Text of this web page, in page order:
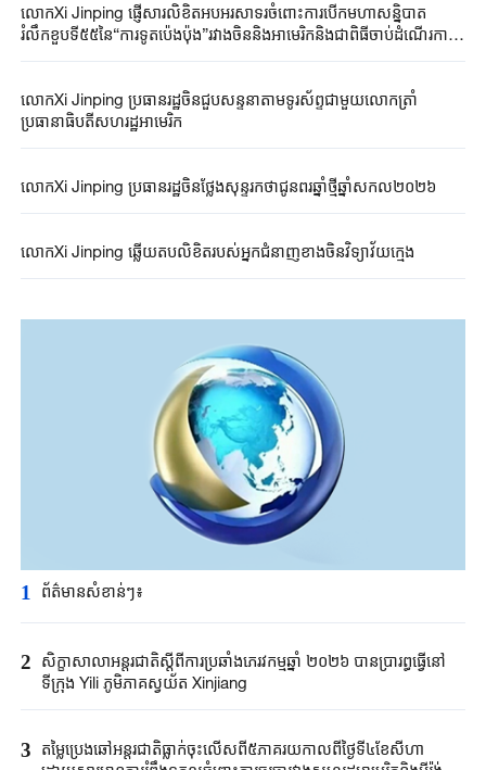
លោកXi Jinping ផ្ញើសារលិខិតអបអរសាទរចំពោះការបើកមហាសន្និបាត
រំលឹកខួបទី៥៥នៃ“ការទូតប៉េងប៉ុង”រវាងចិននិងអាមេរិកនិងជាពិធីចាប់ដំណើរការ
លោកXi Jinping ប្រធានរដ្ឋចិនជួបសន្ទនាតាមទូរស័ព្ទជាមួយលោកត្រាំ
ប្រធានាធិបតីសហរដ្ឋអាមេរិក
លោកXi Jinping ប្រធានរដ្ឋចិនថ្លែងសុន្ទរកថាជូនពរឆ្នាំថ្មីឆ្នាំសកល២០២៦
លោកXi Jinping ឆ្លើយតបលិខិតរបស់អ្នកជំនាញខាងចិនវិទ្យាវ័យក្មេង
1 ព័ត៌មានសំខាន់ៗ៖
2
សិក្ខាសាលា​អន្តរជាតិ​ស្តីពី​ការប្រឆាំង​ភេរវកម្ម​ឆ្នាំ ២០២៦ ​បានប្រារព្ធធ្វើ​នៅ
ទីក្រុង ​Yili ​ភូមិភាគ​ស្វយ័ត ​Xinjiang ​
3
តម្លៃប្រេងឆៅ​អន្តរជាតិ​ធ្លាក់ចុះលើសពី​៥ភាគរយ​កាលពី​ថ្ងៃទី៤ខែ​សីហា​